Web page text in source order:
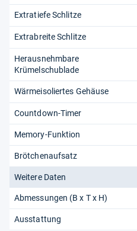
Extratiefe Schlitze
Extrabreite Schlitze
Herausnehmbare
Krümelschublade
Wärmeisoliertes Gehäuse
Countdown-Timer
Memory-Funktion
Brötchenaufsatz
Weitere Daten
Abmessungen (B x T x H)
Ausstattung